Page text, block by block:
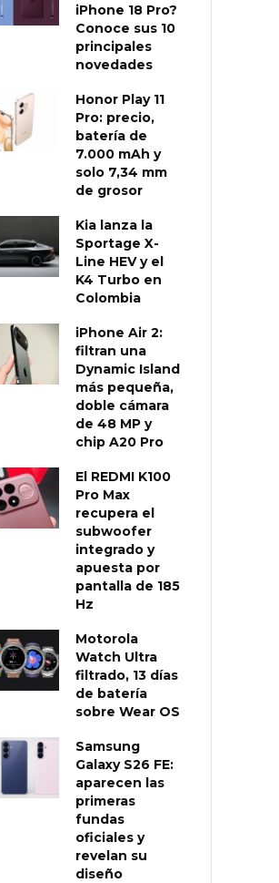
iPhone 18 Pro?
Conoce sus 10
principales
novedades
Honor Play 11
Pro: precio,
batería de
7.000 mAh y
solo 7,34 mm
de grosor
Kia lanza la
Sportage X-
Line HEV y el
K4 Turbo en
Colombia
iPhone Air 2:
filtran una
Dynamic Island
más pequeña,
doble cámara
de 48 MP y
chip A20 Pro
El REDMI K100
Pro Max
recupera el
subwoofer
integrado y
apuesta por
pantalla de 185
Hz
Motorola
Watch Ultra
filtrado, 13 días
de batería
sobre Wear OS
Samsung
Galaxy S26 FE:
aparecen las
primeras
fundas
oficiales y
revelan su
diseño